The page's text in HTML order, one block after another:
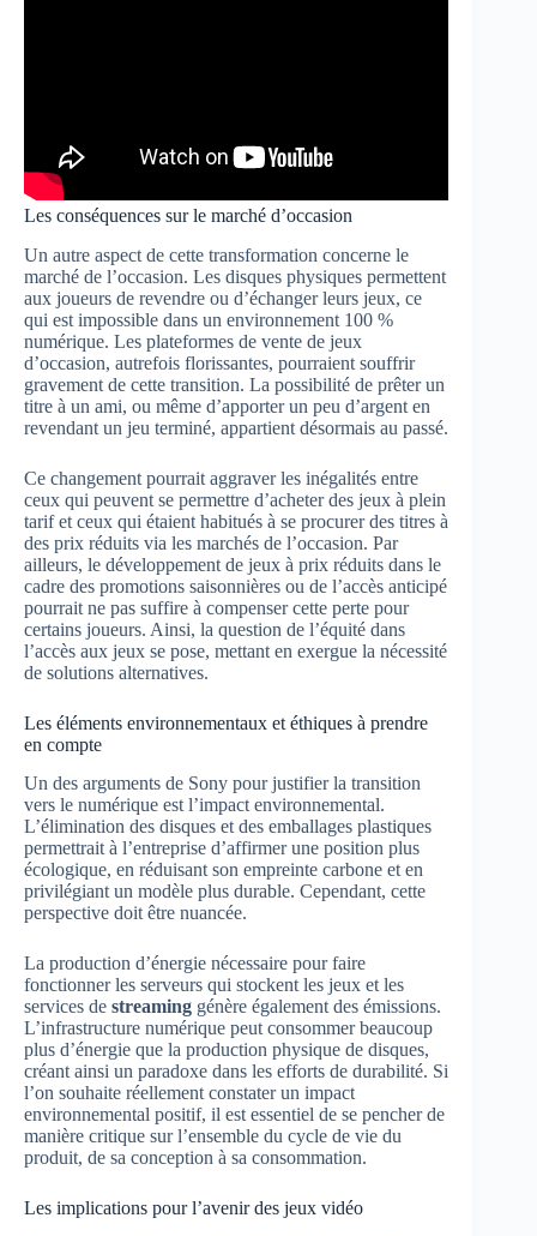
Les conséquences sur le marché d’occasion
Un autre aspect de cette transformation concerne le
marché de l’occasion. Les disques physiques permettent
aux joueurs de revendre ou d’échanger leurs jeux, ce
qui est impossible dans un environnement 100 %
numérique. Les plateformes de vente de jeux
d’occasion, autrefois florissantes, pourraient souffrir
gravement de cette transition. La possibilité de prêter un
titre à un ami, ou même d’apporter un peu d’argent en
revendant un jeu terminé, appartient désormais au passé.
Ce changement pourrait aggraver les inégalités entre
ceux qui peuvent se permettre d’acheter des jeux à plein
tarif et ceux qui étaient habitués à se procurer des titres à
des prix réduits via les marchés de l’occasion. Par
ailleurs, le développement de jeux à prix réduits dans le
cadre des promotions saisonnières ou de l’accès anticipé
pourrait ne pas suffire à compenser cette perte pour
certains joueurs. Ainsi, la question de l’équité dans
l’accès aux jeux se pose, mettant en exergue la nécessité
de solutions alternatives.
Les éléments environnementaux et éthiques à prendre
en compte
Un des arguments de Sony pour justifier la transition
vers le numérique est l’impact environnemental.
L’élimination des disques et des emballages plastiques
permettrait à l’entreprise d’affirmer une position plus
écologique, en réduisant son empreinte carbone et en
privilégiant un modèle plus durable. Cependant, cette
perspective doit être nuancée.
La production d’énergie nécessaire pour faire
fonctionner les serveurs qui stockent les jeux et les
services de streaming génère également des émissions.
L’infrastructure numérique peut consommer beaucoup
plus d’énergie que la production physique de disques,
créant ainsi un paradoxe dans les efforts de durabilité. Si
l’on souhaite réellement constater un impact
environnemental positif, il est essentiel de se pencher de
manière critique sur l’ensemble du cycle de vie du
produit, de sa conception à sa consommation.
Les implications pour l’avenir des jeux vidéo